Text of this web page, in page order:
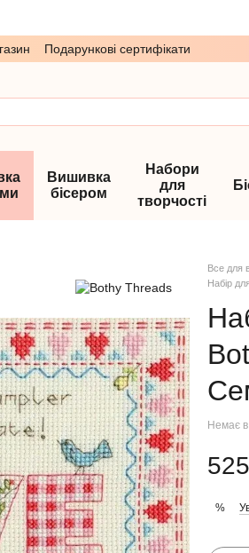
Подарункові сертифікати
Вишивка
бісером
Набори
для
творчості
Все для
Набір
Немає в
%